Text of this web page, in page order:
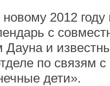
2012 году
с
и
по связям
дети».